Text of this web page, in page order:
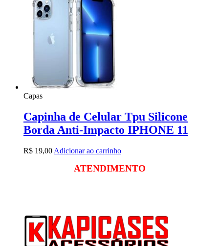
Capas
Capinha de Celular Tpu Silicone
Borda Anti-Impacto IPHONE 11
R$ 19,00 Adicionar ao carrinho
ATENDIMENTO